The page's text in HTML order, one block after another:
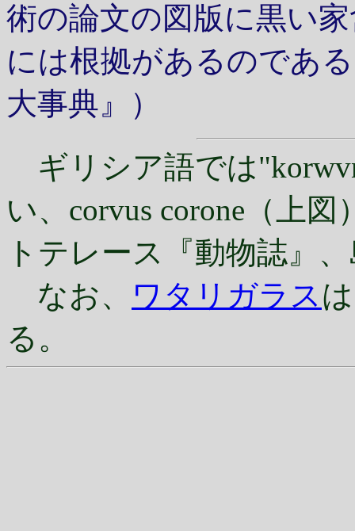
術の論文の図版に黒い
には根拠があるのであ
大事典』）
ギリシア語では"
い、corvus corone（上
トテレース『動物誌』
なお、
ワタリガラス
る。